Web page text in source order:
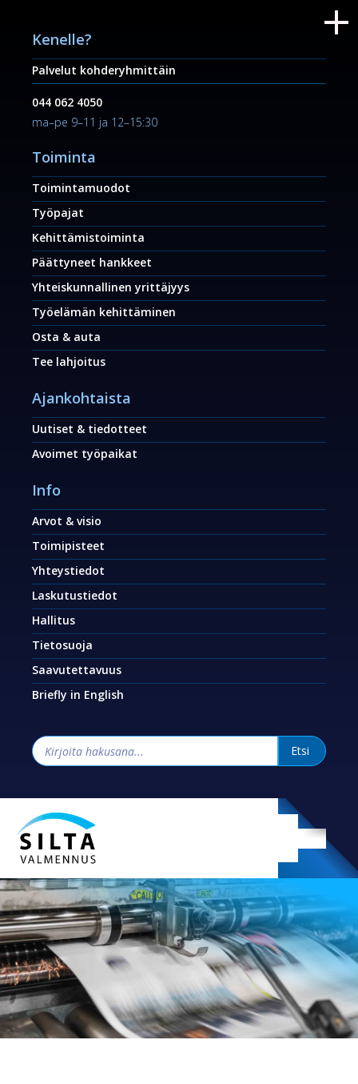
Kenelle?
Palvelut kohderyhmittäin
044 062 4050
ma–pe 9–11 ja 12–15:30
Toiminta
Toimintamuodot
Työpajat
Kehittämistoiminta
Päättyneet hankkeet
Yhteiskunnallinen yrittäjyys
Työelämän kehittäminen
Osta & auta
Tee lahjoitus
Ajankohtaista
Uutiset & tiedotteet
Avoimet työpaikat
Info
Arvot & visio
Toimipisteet
Yhteystiedot
Laskutustiedot
Hallitus
Tietosuoja
Saavutettavuus
Briefly in English